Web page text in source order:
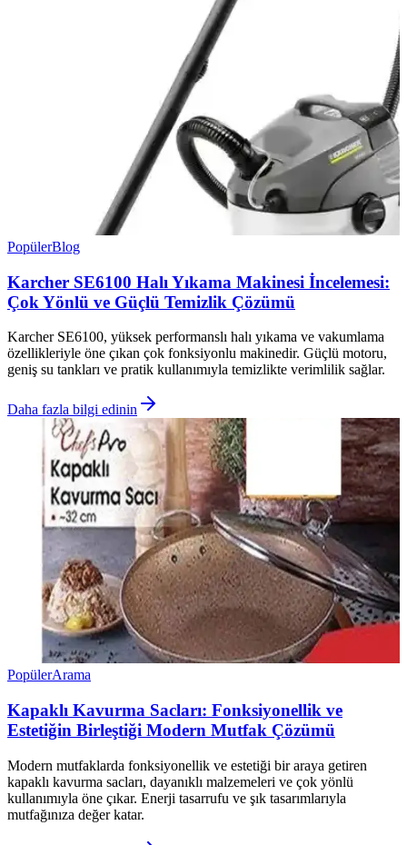
PopülerBlog
Karcher SE6100 Halı Yıkama Makinesi İncelemesi:
Çok Yönlü ve Güçlü Temizlik Çözümü
Karcher SE6100, yüksek performanslı halı yıkama ve vakumlama
özellikleriyle öne çıkan çok fonksiyonlu makinedir. Güçlü motoru,
geniş su tankları ve pratik kullanımıyla temizlikte verimlilik sağlar.
Daha fazla bilgi edinin
PopülerArama
Kapaklı Kavurma Sacları: Fonksiyonellik ve
Estetiğin Birleştiği Modern Mutfak Çözümü
Modern mutfaklarda fonksiyonellik ve estetiği bir araya getiren
kapaklı kavurma sacları, dayanıklı malzemeleri ve çok yönlü
kullanımıyla öne çıkar. Enerji tasarrufu ve şık tasarımlarıyla
mutfağınıza değer katar.